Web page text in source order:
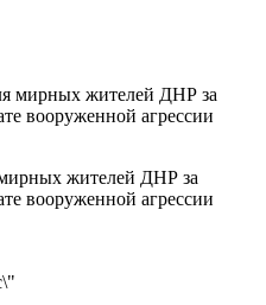
жителей ДНР за
вооруженной агрессии